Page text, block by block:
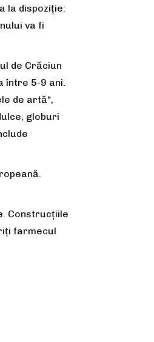
la dispoziție:
va fi
de Crăciun
între 5-9 ani.
de artă“,
globuri
Construcțiile
farmecul